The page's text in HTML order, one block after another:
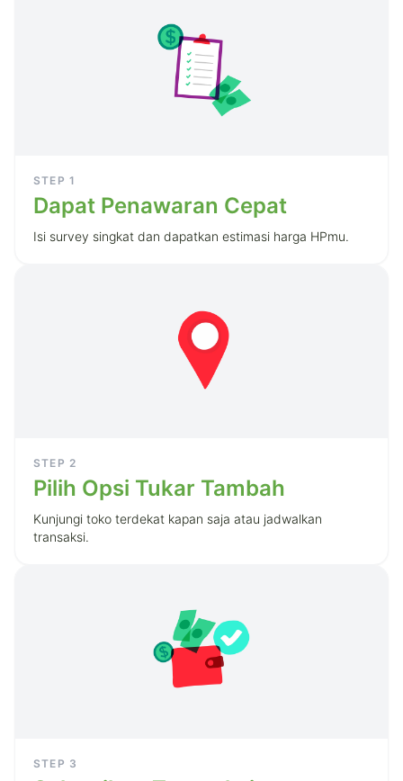
STEP 1
Dapat Penawaran Cepat
Isi survey singkat dan dapatkan estimasi harga HPmu.
STEP 2
Pilih Opsi Tukar Tambah
Kunjungi toko terdekat kapan saja atau jadwalkan
transaksi.
STEP 3